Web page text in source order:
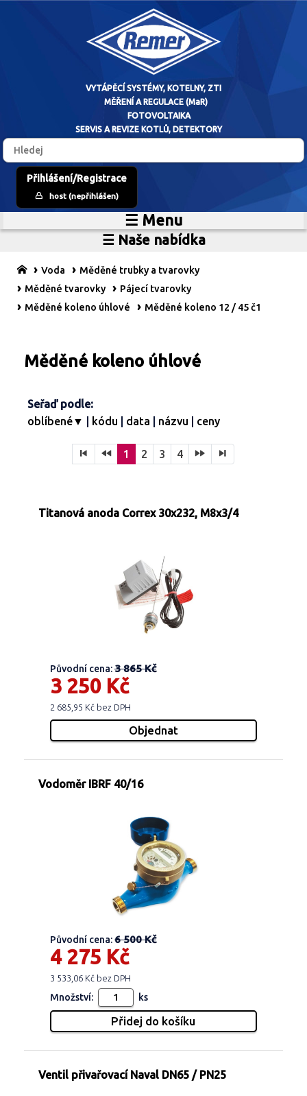
Přihlášení/Registrace
host (nepřihlášen)
☰ Menu
☰ Naše nabídka
Fotovoltaické systémy
Voda
Měděné trubky a tvarovky
Měděné tvarovky
Pájecí tvarovky
Měděné koleno úhlové
Měděné koleno 12 / 45 č1
Měděné koleno úhlové
Seřaď podle:
oblíbené▼
kódu data názvu ceny
1 2 3 4
Titanová anoda Correx 30x232, M8x3/4
Původní cena:3 865 Kč
3 250 Kč
2 685,95 Kč bez DPH
Vodoměr IBRF 40/16
Původní cena:6 500 Kč
4 275 Kč
3 533,06 Kč bez DPH
Množství: ks
Ventil přivařovací Naval DN65 / PN25